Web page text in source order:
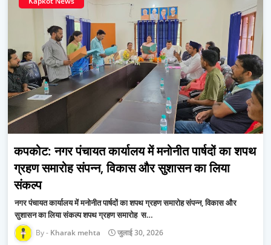
कपकोट: नगर पंचायत कार्यालय में मनोनीत पार्षदों का शपथ
ग्रहण समारोह संपन्न, विकास और सुशासन का लिया
संकल्प
नगर पंचायत कार्यालय में मनोनीत पार्षदों का शपथ ग्रहण समारोह संपन्न, विकास और
सुशासन का लिया संकल्प शपथ ग्रहण समारोह ​ स…
Kharak mehta जुलाई 30, 2026